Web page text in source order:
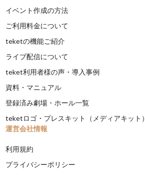
イベント作成の方法
ご利用料金について
teketの機能ご紹介
ライブ配信について
teket利用者様の声・導入事例
資料・マニュアル
登録済み劇場・ホール一覧
teketロゴ・プレスキット（メディアキット）
運営会社情報
利用規約
プライバシーポリシー